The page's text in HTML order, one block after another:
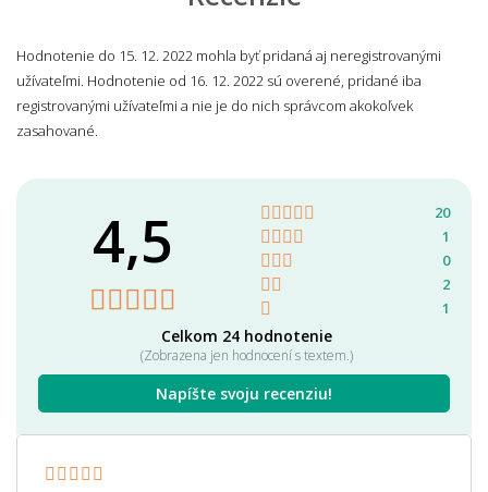
Hodnotenie do 15. 12. 2022 mohla byť pridaná aj neregistrovanými
užívateľmi. Hodnotenie od 16. 12. 2022 sú overené, pridané iba
registrovanými užívateľmi a nie je do nich správcom akokoľvek
zasahované.
4,5
Celkom 24 hodnotenie
(Zobrazena jen hodnocení s textem.)
Napíšte svoju recenziu!
20
1
0
2
1